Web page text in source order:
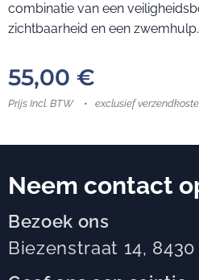
combinatie van een
zichtbaarheid en een zwemhulp.
55,00 €
Prijs Incl. BTW exclusief
Neem contact
Bezoek ons
Biezenstraat 14,